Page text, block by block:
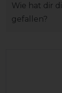
Wie hat dir
gefallen?